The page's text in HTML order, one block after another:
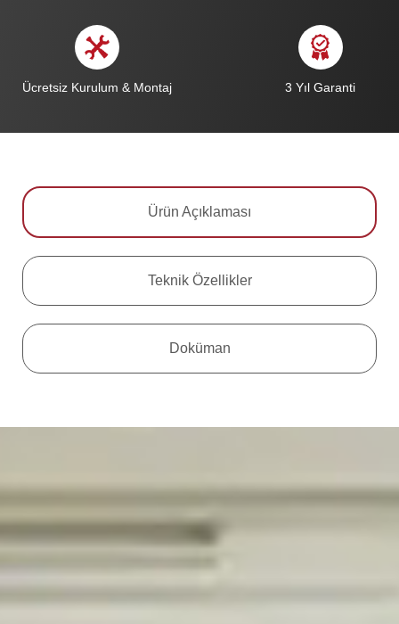
Ücretsiz Kurulum & Montaj 3 Yıl Garanti
Ürün Açıklaması
Teknik Özellikler
Doküman